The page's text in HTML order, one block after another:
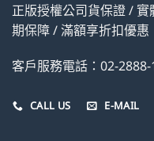
正版授權公司貨保證 /
期保障 / 滿額享折扣優惠
客戶服務電話：02-2888-
CALL US E-MAIL